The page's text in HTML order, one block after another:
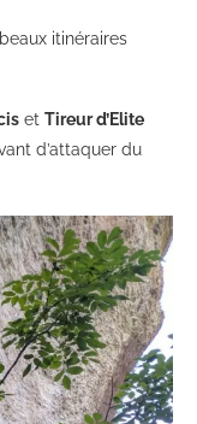
itinéraires
et Tireur d’Elite
d’attaquer du